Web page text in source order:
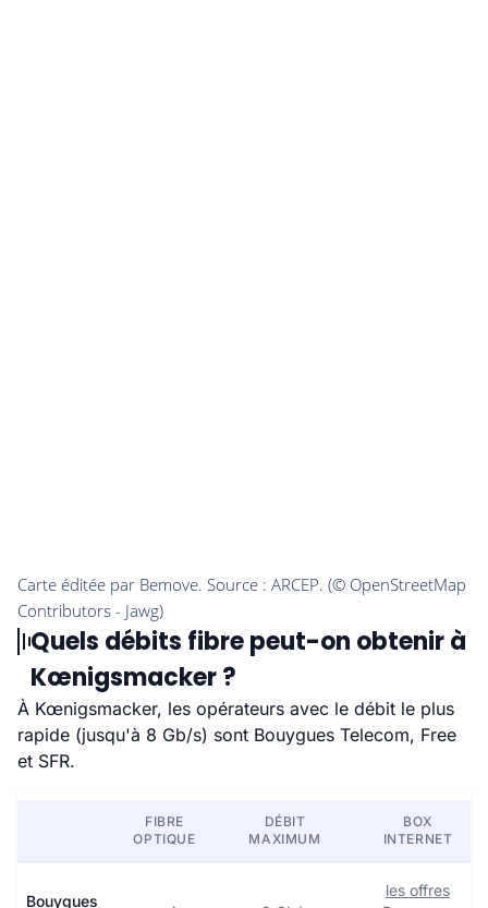
Quels débits fibre peut-on obtenir à
Kœnigsmacker ?
À Kœnigsmacker, les opérateurs avec le débit le plus
rapide (jusqu'à 8 Gb/s) sont Bouygues Telecom, Free
et SFR.
FIBRE
OPTIQUE
DÉBIT
MAXIMUM
BOX
INTERNET
Bouygues
les offres